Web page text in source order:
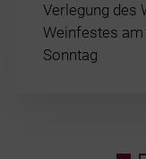
Verlegung des
Weinfestes
Sonntag